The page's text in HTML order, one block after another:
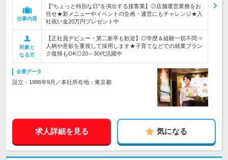
仕事内容
【"ちょっと特別な日"を演出する接客業】◎店舗運営業務をお
任せ★新メニューやイベントの企画・運営にもチャレンジ★入
社祝い金20万円プレゼント中
対象と
なる方
【正社員デビュー・第二新卒も歓迎】◎学歴＆経験一切不問⇒
人柄や意欲を重視して採用します★子育てなどでの就業ブラン
ク復帰もOK◎20～30代活躍中
企業データ
設立：1986年9月／本社所在地：東京都
求人詳細を見る 気になる